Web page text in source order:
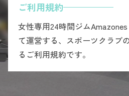
ご利用規約
女性専用24時間ジム
て運営する、スポーツクラブ
るご利用規約です。